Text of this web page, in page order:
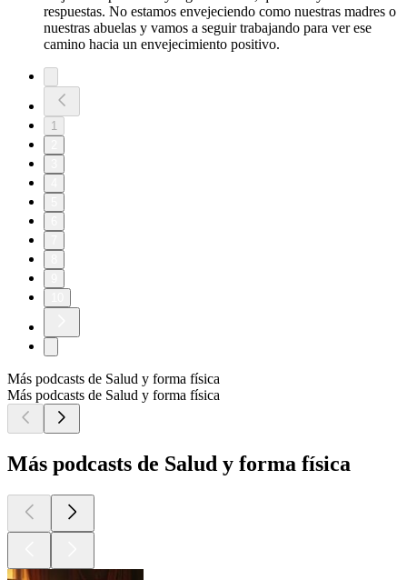
respuestas. No estamos envejeciendo como nuestras madres o
nuestras abuelas y vamos a seguir trabajando para ver ese
camino hacia un envejecimiento positivo.
1
Más podcasts de Salud y forma física
Más podcasts de Salud y forma física
Más podcasts de Salud y forma física